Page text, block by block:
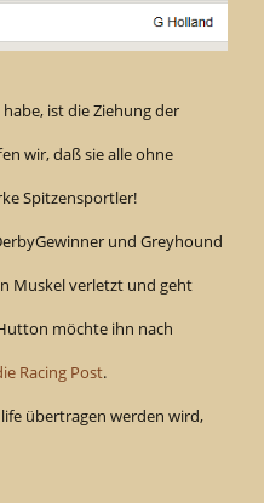
ist die Ziehung der
wir, daß sie alle ohne
Spitzensportler!
und Greyhound
Muskel verletzt und geht
möchte ihn nach
Racing Post.
übertragen werden wird,